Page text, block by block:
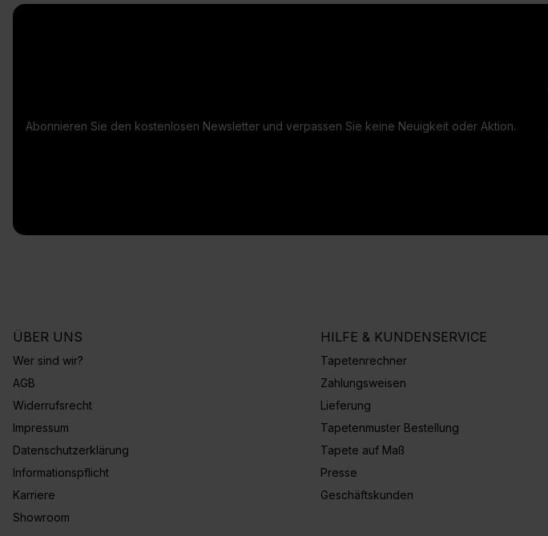
Abonnieren Sie den kostenlosen Newsletter und verpassen Sie keine Neuigkeit oder Aktion.
ÜBER UNS
Wer sind wir?
AGB
Widerrufsrecht
Impressum
Datenschutzerklärung
Informationspflicht
Karriere
Showroom
HILFE & KUNDENSERVICE
Tapetenrechner
Zahlungsweisen
Lieferung
Tapetenmuster Bestellung
Tapete auf Maß
Presse
Geschäftskunden